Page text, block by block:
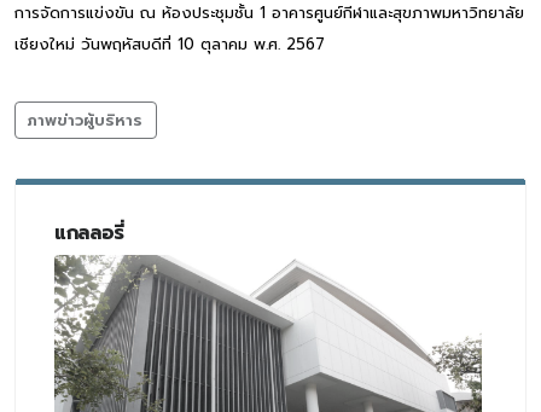
การจัดการแข่งขัน ณ ห้องประชุมชั้น 1 อาคารศูนย์กีฬาและสุขภาพมหาวิทยาลัย
เชียงใหม่ วันพฤหัสบดีที่ 10 ตุลาคม พ.ศ. 2567
ภาพข่าวผู้บริหาร
แกลลอรี่